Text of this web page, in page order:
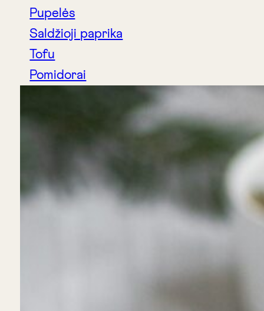
Pupelės
Saldžioji paprika
Tofu
Pomidorai